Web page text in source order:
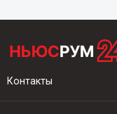
Контакты